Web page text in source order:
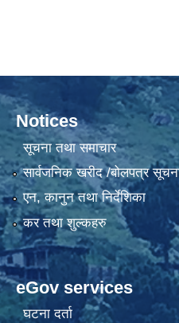
Notices
सूचना तथा समाचार
सार्वजनिक खरीद /बोलपत्र
एन, कानुन तथा निर्देशिका
कर तथा शुल्कहरु
eGov services
घटना दर्ता